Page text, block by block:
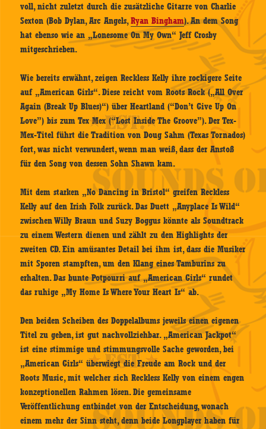
voll, nicht zuletzt durch die zusätzliche Gitarre von Charlie
Sexton (Bob Dylan, Arc Angels,Ryan Bingham). An dem Song
hat ebenso wie an „Lonesome On My Own“ Jeff Crosby
mitgeschrieben.
Wie bereits erwähnt, zeigen Reckless Kelly ihre rockigere Seite
auf „American Girls“. Diese reicht vom Roots Rock („All Over
Again (Break Up Blues)“) über Heartland (“Don’t Give Up On
Love”) bis zum Tex Mex (“Lost Inside The Groove”). Der Tex-
Mex-Titel führt die Tradition von Doug Sahm (Texas Tornados)
fort, was nicht verwundert, wenn man weiß, dass der Anstoß
für den Song von dessen Sohn Shawn kam.
Mit dem starken „No Dancing in Bristol“ greifen Reckless
Kelly auf den Irish Folk zurück. Das Duett „Anyplace Is Wild“
zwischen Willy Braun und Suzy Boggus könnte als Soundtrack
zu einem Western dienen und zählt zu den Highlights der
zweiten CD. Ein amüsantes Detail bei ihm ist, dass die Musiker
mit Sporen stampften, um den Klang eines Tamburins zu
erhalten. Das bunte Potpourri auf „American Girls“ rundet
das ruhige „My Home Is Where Your Heart Is“ ab.
Den beiden Scheiben des Doppelalbums jeweils einen eigenen
Titel zu geben, ist gut nachvollziehbar. „American Jackpot“
ist eine stimmige und stimmungsvolle Sache geworden, bei
„American Girls“ überwiegt die Freude am Rock und der
Roots Music, mit welcher sich Reckless Kelly von einem engen
konzeptionellen Rahmen lösen. Die gemeinsame
Veröffentlichung entbindet von der Entscheidung, wonach
einem mehr der Sinn steht, denn beide Longplayer haben für